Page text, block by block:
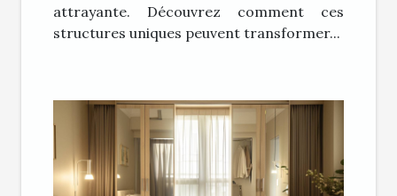
attrayante. Découvrez comment ces
structures uniques peuvent transformer...